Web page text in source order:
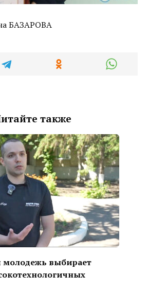
БАЗАРОВА
также
молодежь выбирает